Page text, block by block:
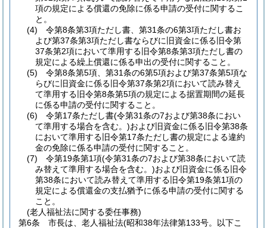
項の規定による償還の免除に係る申請の受付に関するこ
と。
(4)
令第8条第3項ただし書、第31条の6第3項ただし書お
よび第37条第3項ただし書ならびに旧資金に係る旧令第
37条第2項において準用する旧令第8条第3項ただし書の
規定による繰上償還に係る申出の受付に関すること。
(5)
令第8条第5項、第31条の6第5項および第37条第5項な
らびに旧資金に係る旧令第37条第2項において読み替え
て準用する旧令第8条第5項の規定による据置期間の延長
に係る申請の受付に関すること。
(6)
令第17条ただし書(令第31条の7および第38条におい
て準用する場合を含む。)および旧資金に係る旧令第38条
において準用する旧令第17条ただし書の規定による違約
金の免除に係る申請の受付に関すること。
(7)
令第19条第1項(令第31条の7および第38条において読
み替えて準用する場合を含む。)および旧資金に係る旧令
第38条において読み替えて準用する旧令第19条第1項の
規定による償還金の支払猶予に係る申請の受付に関する
こと。
(老人福祉法に関する委任事務)
第6条
市長は、老人福祉法(昭和38年法律第133号。以下こ